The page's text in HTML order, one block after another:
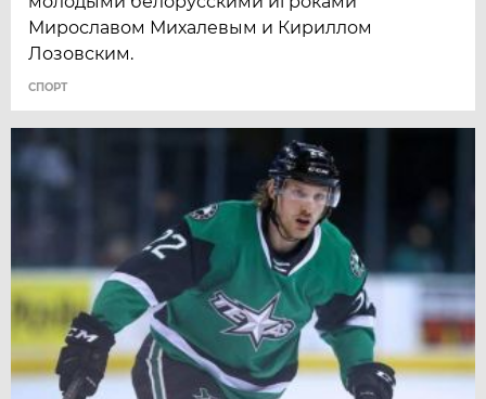
Мирославом Михалевым и Кириллом
Лозовским.
СПОРТ